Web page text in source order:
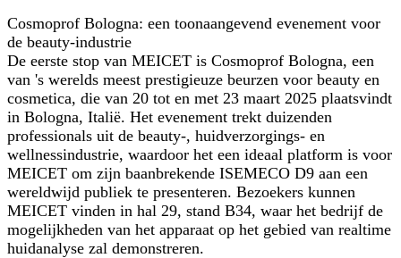
Cosmoprof Bologna: een toonaangevend evenement voor
de beauty-industrie
De eerste stop van MEICET is Cosmoprof Bologna, een
van 's werelds meest prestigieuze beurzen voor beauty en
cosmetica, die van 20 tot en met 23 maart 2025 plaatsvindt
in Bologna, Italië. Het evenement trekt duizenden
professionals uit de beauty-, huidverzorgings- en
wellnessindustrie, waardoor het een ideaal platform is voor
MEICET om zijn baanbrekende ISEMECO D9 aan een
wereldwijd publiek te presenteren. Bezoekers kunnen
MEICET vinden in hal 29, stand B34, waar het bedrijf de
mogelijkheden van het apparaat op het gebied van realtime
huidanalyse zal demonstreren.